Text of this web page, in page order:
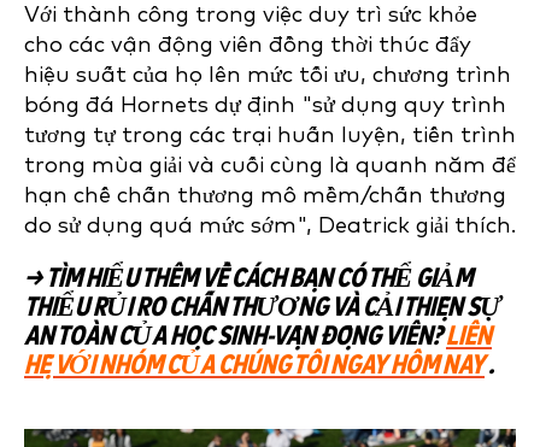
Với thành công trong việc duy trì sức khỏe
cho các vận động viên đồng thời thúc đẩy
hiệu suất của họ lên mức tối ưu, chương trình
bóng đá Hornets dự định "sử dụng quy trình
tương tự trong các trại huấn luyện, tiến trình
trong mùa giải và cuối cùng là quanh năm để
hạn chế chấn thương mô mềm/chấn thương
do sử dụng quá mức sớm", Deatrick giải thích.
→ TÌM HIỂU THÊM VỀ CÁCH BẠN CÓ THỂ GIẢM
THIỂU RỦI RO CHẤN THƯƠNG VÀ CẢI THIỆN SỰ
AN TOÀN CỦA HỌC SINH-VẬN ĐỘNG VIÊN?LIÊN
HỆ VỚI NHÓM CỦA CHÚNG TÔI NGAY HÔM NAY.